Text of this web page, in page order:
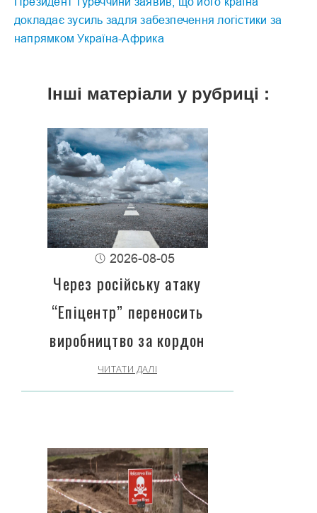
докладає зусиль задля забезпечення логістики за
напрямком Україна-Африка
Інші матеріали у рубриці :
2026-08-05
Через російську атаку
“Епіцентр” переносить
виробництво за кордон
ЧИТАТИ ДАЛІ